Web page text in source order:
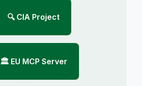
🔍 CIA Project
🏛️ EU MCP Server